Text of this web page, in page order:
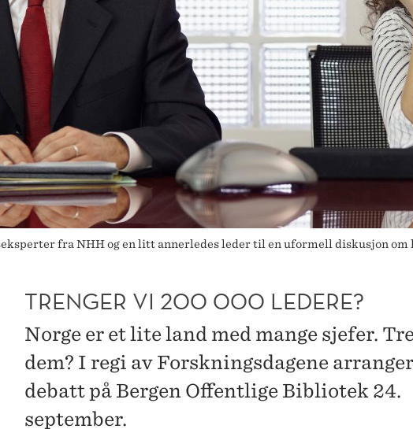
fra NHH og en litt annerledes leder til en uformell diskusjon
TRENGER VI 200 000 LEDERE?
Norge er et lite land med mange sjefer.
dem? I regi av Forskningsdagene
debatt på Bergen Offentlige Bibliotek 24.
september.